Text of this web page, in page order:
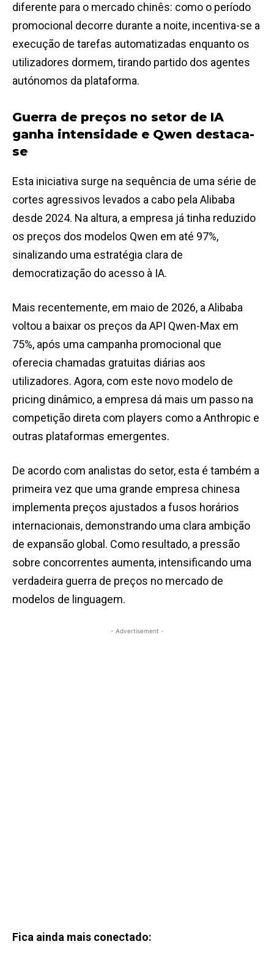
diferente para o mercado chinês: como o período
promocional decorre durante a noite, incentiva-se a
execução de tarefas automatizadas enquanto os
utilizadores dormem, tirando partido dos agentes
autónomos da plataforma.
Guerra de preços no setor de IA
ganha intensidade e Qwen destaca-
se
Esta iniciativa surge na sequência de uma série de
cortes agressivos levados a cabo pela Alibaba
desde 2024. Na altura, a empresa já tinha reduzido
os preços dos modelos Qwen em até 97%,
sinalizando uma estratégia clara de
democratização do acesso à IA.
Mais recentemente, em maio de 2026, a Alibaba
voltou a baixar os preços da API Qwen-Max em
75%, após uma campanha promocional que
oferecia chamadas gratuitas diárias aos
utilizadores. Agora, com este novo modelo de
pricing dinâmico, a empresa dá mais um passo na
competição direta com players como a Anthropic e
outras plataformas emergentes.
De acordo com analistas do setor, esta é também a
primeira vez que uma grande empresa chinesa
implementa preços ajustados a fusos horários
internacionais, demonstrando uma clara ambição
de expansão global. Como resultado, a pressão
sobre concorrentes aumenta, intensificando uma
verdadeira guerra de preços no mercado de
modelos de linguagem.
- Advertisement -
Fica ainda mais conectado: